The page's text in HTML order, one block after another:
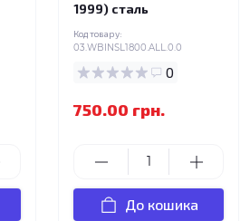
1999) сталь
Код товару:
03.WBINSL1800.ALL.0.0
0
750.00 грн.
До кошика